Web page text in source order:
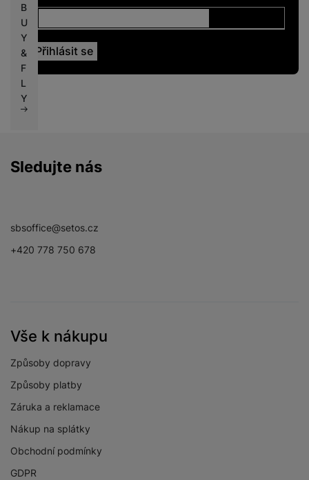
B
U
Y
&
F
L
Y
Sledujte nás
sbsoffice@setos.cz
+420 778 750 678
Vše k nákupu
Způsoby dopravy
Způsoby platby
Záruka a reklamace
Nákup na splátky
Obchodní podmínky
GDPR